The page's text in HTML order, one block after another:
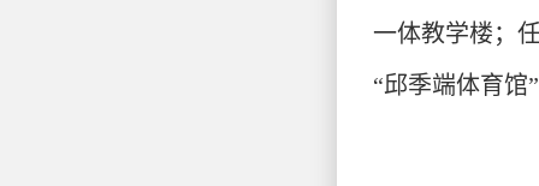
一体教学楼；
“邱季端体育馆